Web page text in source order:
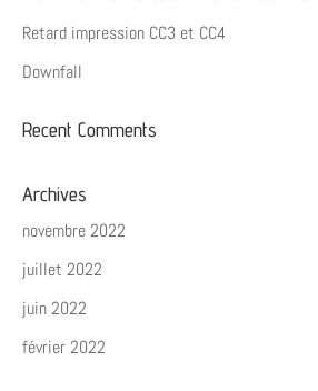
Retard impression CC3 et CC4
Downfall
Recent Comments
Archives
novembre 2022
juillet 2022
juin 2022
février 2022